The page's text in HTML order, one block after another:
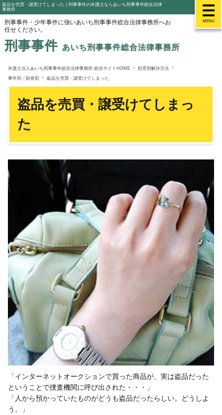
MENU
盗品を売買・譲受けてしまった | 刑事事件の弁護士ならあいち刑事事件総合法律
事務所
刑事事件・少年事件に強いあいち刑事事件総合法律事務所へお
任せください。
刑事事件 あいち刑事事件総合法律事務所
弁護士法人あいち刑事事件総合法律事務所 総合サイトHOME
犯罪別解決方法
事件別－財産犯
盗品を売買・譲受けてしまった
盗品を売買・譲受けてしまっ
た
「インターネットオークションで買った商品が、実は盗品だった
ということで捜査機関に呼び出された・・・」
「人から預かっていたものがどうも盗品だったらしい。どうしよ
う。」